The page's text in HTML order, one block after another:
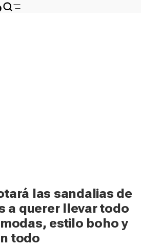
las sandalias de
a querer llevar todo
estilo boho y
todo